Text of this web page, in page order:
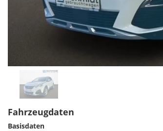
Fahrzeugdaten
Basisdaten